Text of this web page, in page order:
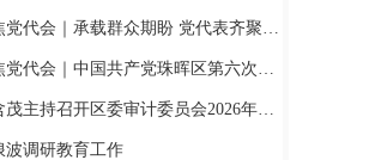
代会｜承载群众期盼 党代表齐聚报到
会｜中国共产党珠晖区第六次代表大会召开各代表团召集人会议
主持召开区委审计委员会2026年第一次会议
波调研教育工作